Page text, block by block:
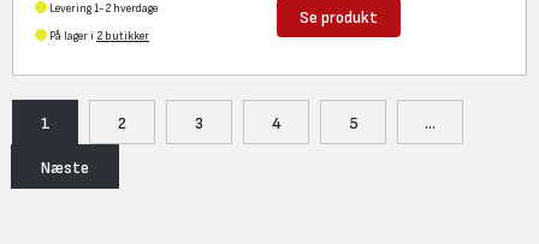
Levering 1-2 hverdage
På lager i 2 butikker
Se produkt
1 2 3 4 5 ...
Næste